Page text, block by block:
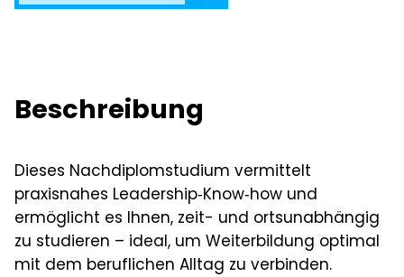
Beschreibung
Dieses Nachdiplomstudium vermittelt
praxisnahes Leadership‑Know‑how und
ermöglicht es Ihnen, zeit- und ortsunabhängig
zu studieren – ideal, um Weiterbildung optimal
mit dem beruflichen Alltag zu verbinden.